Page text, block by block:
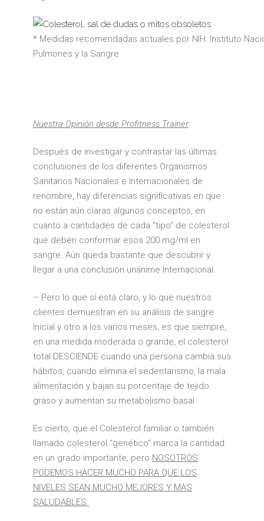
* Medidas recomendadas actuales por NIH: Instituto
Pulmones y la Sangre.
Nuestra Opinión desde Profitness Trainer:
Después de investigar y contrastar las últimas
conclusiones de los diferentes Organismos
Sanitarios Nacionales e Internacionales de
renombre, hay diferencias significativas en que
no están aún claras algunos conceptos, en
cuanto a cantidades de cada “tipo” de colesterol
que deben conformar esos 200 mg/ml en
sangre. Aún queda bastante que descubrir y
llegar a una conclusión unánime Internacional.
– Pero lo que sí está claro, y lo que nuestros
clientes demuestran en su análisis de sangre
Inicial y otro a los varios meses, es que siempre,
en una medida moderada o grande, el colesterol
total DESCIENDE cuando una persona cambia sus
hábitos, cuando elimina el sedentarismo, la mala
alimentación y bajan su porcentaje de tejido
graso y aumentan su metabolismo basal.
Es cierto, que el Colesterol familiar o también
llamado colesterol “genético” marca la cantidad
en un grado importante, pero NOSOTROS
PODEMOS HACER MUCHO PARA QUE LOS
NIVELES SEAN MUCHO MEJORES Y MAS
SALUDABLES.